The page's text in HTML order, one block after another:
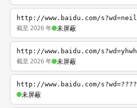
http://www.baidu.com/s?wd=neil
截至 2026 年 未屏蔽
http://www.baidu.com/s?wd=yhwh
截至 2026 年 未屏蔽
http://www.baidu.com/s?wd=????
未屏蔽